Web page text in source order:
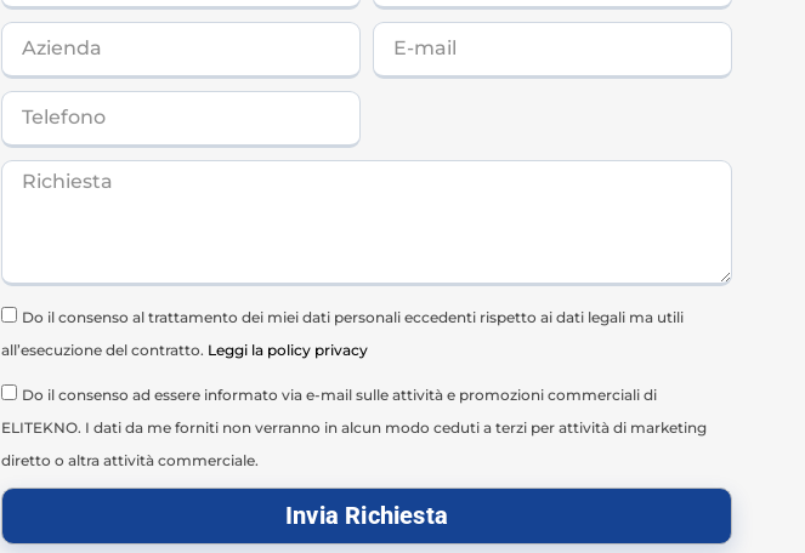
Do il consenso al trattamento dei miei dati personali eccedenti rispetto ai dati legali ma utili
all’esecuzione del contratto. Leggi la policy privacy
Do il consenso ad essere informato via e-mail sulle attività e promozioni commerciali di
ELITEKNO. I dati da me forniti non verranno in alcun modo ceduti a terzi per attività di marketing
diretto o altra attività commerciale.
Invia Richiesta